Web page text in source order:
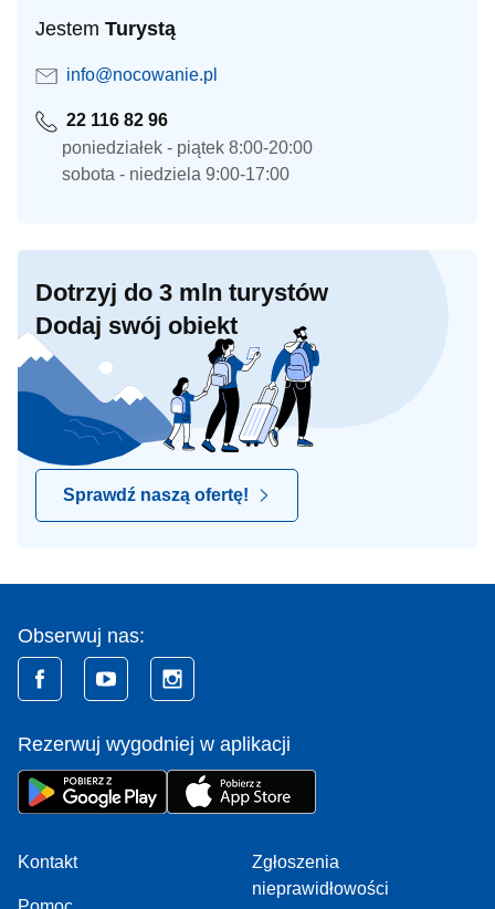
Jestem Turystą
info@nocowanie.pl
22 116 82 96
poniedziałek - piątek 8:00-20:00
sobota - niedziela 9:00-17:00
Dotrzyj do 3 mln turystów
Dodaj swój obiekt
Sprawdź naszą ofertę!
Obserwuj nas:
Rezerwuj wygodniej w aplikacji
Kontakt
Zgłoszenia
nieprawidłowości